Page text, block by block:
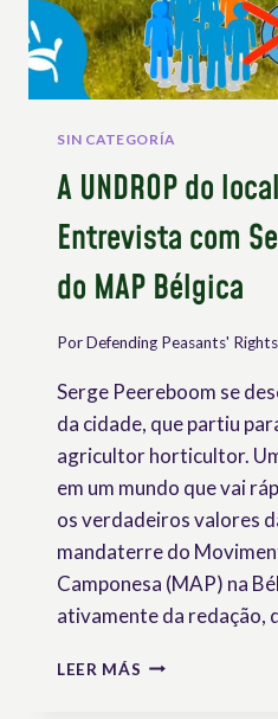
SIN CATEGORÍA
A UNDROP do
Entrevista com
do MAP Bélgica
PorDefending Peasants' Rights
Serge Peereboom se
da cidade, que partiu
agricultor horticultor.
em um mundo que vai
os verdadeiros valores
mandaterre do
Camponesa (MAP) na
ativamente da redação,
LEER MÁS